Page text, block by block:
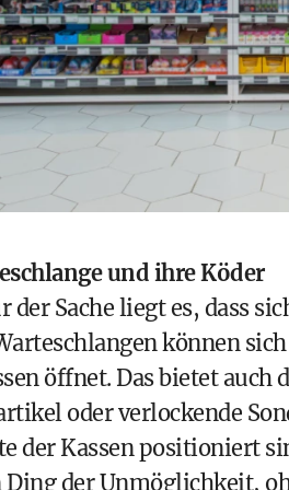
und ihre Köder
der Sache liegt es, dass
können
öffnet. Das bietet auch
oder verlockende
der Kassen positioniert
Ding der Unmöglichkeit,